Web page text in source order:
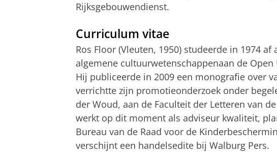
Rijksgebouwendienst.
Curriculum vitae
Ros Floor (Vleuten, 1950) studeerde in 1974
algemene cultuurwetenschappenaan de
Hij publiceerde in 2009 een monografie over
verrichtte zijn promotieonderzoek onder
der Woud, aan de Faculteit der Letteren van
werkt op dit moment als adviseur kwaliteit,
Bureau van de Raad voor de
verschijnt een handelsedite bij Walburg Pers.